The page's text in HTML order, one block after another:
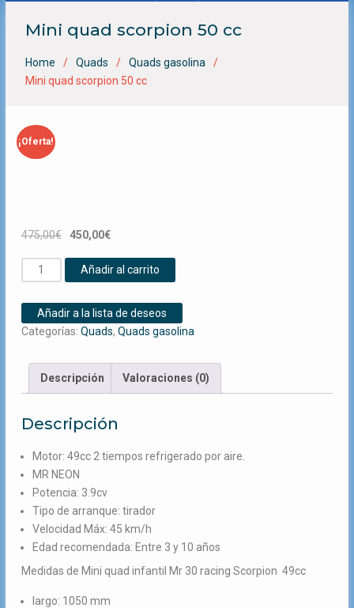
Mini quad scorpion 50 cc
Home Quads
Quads gasolina
Mini quad scorpion 50 cc
¡Oferta!
475,00€
El
original
475,00€.
450,00€
actual
450,00€.
Mini
quad
scorpion
50
cc
Añadir al carrito
Añadir a la lista de deseos
Categorías: Quads, Quads gasolina
Descripción Valoraciones (0)
Descripción
Motor: 49cc 2 tiempos refrigerado por aire.
MR NEON
Potencia: 3.9cv
Tipo de arranque: tirador
Velocidad Máx: 45 km/h
Edad recomendada: Entre 3 y 10 años
Medidas de Mini quad infantil Mr 30 racing Scorpion 49cc
largo: 1050 mm